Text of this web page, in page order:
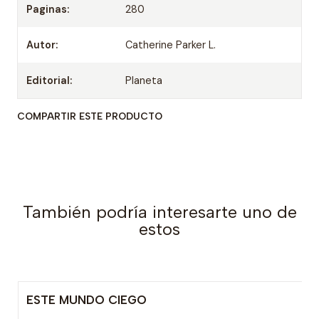
Paginas: 280
Autor: Catherine Parker L.
Editorial: Planeta
COMPARTIR ESTE PRODUCTO
También podría interesarte uno de
estos
ESTE MUNDO CIEGO